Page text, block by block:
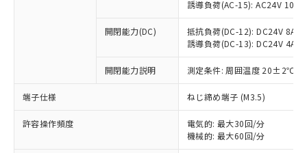
誘導負荷(AC-15): AC24V
開閉能力(DC)
抵抗負荷(DC-12): DC24V 8A/
誘導負荷(DC-13): DC24V 4A/
開閉能力説明 測定条件: 周囲温度 20±2℃、
端子仕様 ねじ締め端子 (M3.5)
許容操作頻度
電気的: 最大30回/分
機械的: 最大60回/分
本サービスの対象外となる商品もある
在庫状況および標準価格照会結果は、
記載している更新日時点での社内デー
タに基づき作成されるものであり、閲
覧された時点での実際の在庫および標
準価格とは異なる場合があることをご
正式な納期状況および標準価格はお客
様のお取引先、またはお客様担当のオ
いたものが、含有品と判明した場合などや
むを得ず変更することがあります。
鉛(Pb) 1000ppm以下、 水銀(Hg) 1000ppm以下、 カド
類(PBB) 1000ppm以下、ポリ臭化ジフェニルエーテル類
(PBDE) 1000ppm以下、フタル酸ビス(2-エチルヘキシ
ル) (DEHP)(別名：DOP) 1000ppm以下、フタル酸ブチ
ルベンジル（BBP） 1000ppm以下、フタル酸ジブチル
（DBP） 1000ppm以下、フタル酸ジイソブチル
基準値を超えていることを示します。
「－」：未確認です。当社販売部門へお問
*中国RoHS10物質の基準値 (GB/T26572)：
Pb(鉛) :1000ppm、 Hg(水銀) : 1000ppm、 Cd(カドミウ
ム) : 100ppm、
Cr(Ⅵ)(六価クロム) : 1000ppm、 PBBs(ポリ臭化ビフェ
ニル類) : 1000ppm、 PBDEs(ポリ臭化ジフェニルエーテ
ル類) : 1000ppm、
DBP(フタル酸ジブチル) : 1000ppm、 DIBP(フタル酸ジ
イソブチル) : 1000ppm、 BBP(フタル酸ブチルベンジ
当社は、これら貴社製品のうち、外国
為替および外国貿易法に定める商品
（以下｢規制貨物等」という）を輸出
国政府の輸出許可(または役務取引許
可)を取得するなどの必要な手続きを
当社は規制貨物を破棄する場合は、完
全に破砕するなど、違法に輸出されな
いよう必要な手段を講じます。
説明
一定数以上の在庫あり
一定数には満たないが在庫あり